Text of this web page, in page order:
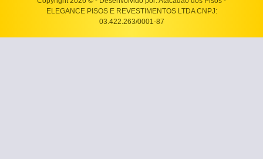
ELEGANCE PISOS E REVESTIMENTOS LTDA CNPJ:
03.422.263/0001-87